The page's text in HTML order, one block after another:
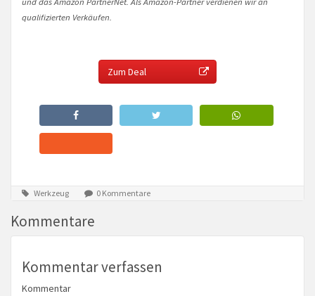
qualifizierten Verkäufen.
Zum Deal
Werkzeug 0 Kommentare
Kommentare
Kommentar verfassen
Kommentar